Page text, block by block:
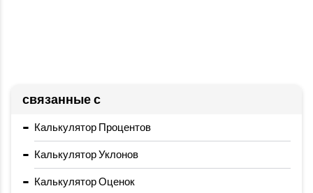
связанные с
- Калькулятор Процентов
- Калькулятор Уклонов
- Калькулятор Оценок